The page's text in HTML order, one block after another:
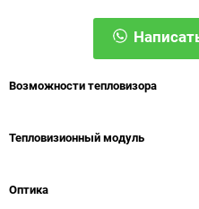
Возможности тепловизора
Тепловизионный модуль
Оптика